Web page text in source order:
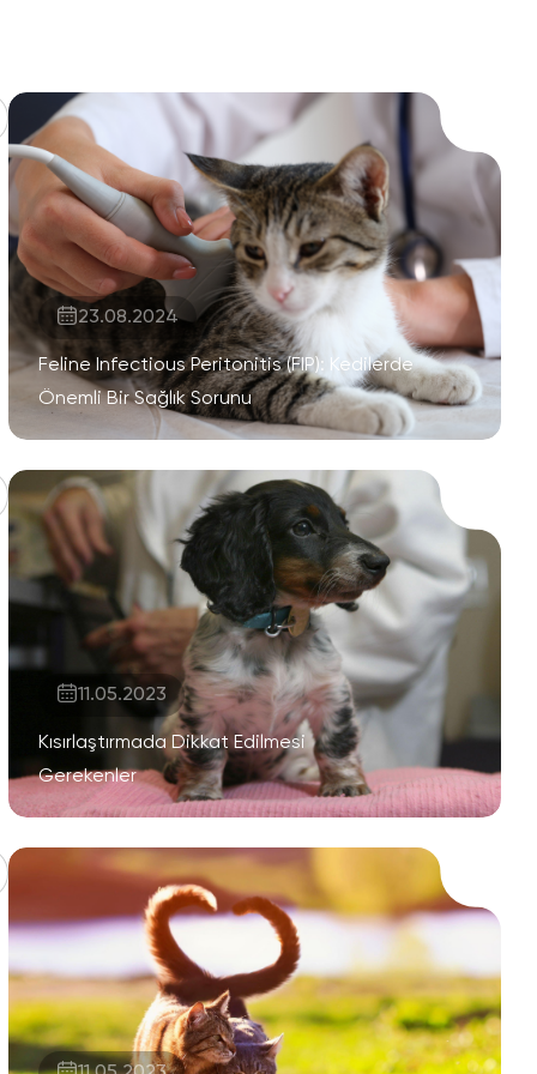
23.08.2024
Feline Infectious Peritonitis (FIP): Kedilerde
Önemli Bir Sağlık Sorunu
11.05.2023
Kısırlaştırmada Dikkat Edilmesi
Gerekenler